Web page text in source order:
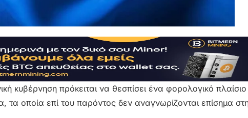
κυβέρνηση πρόκειται να θεσπίσει ένα φορολογικό πλαίσιο
τα οποία επί του παρόντος δεν αναγνωρίζονται επίσημα